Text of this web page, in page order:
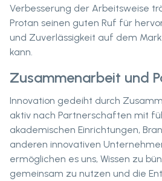
Verbesserung der Arbeitsweise
Protan seinen guten Ruf für
und Zuverlässigkeit auf dem
kann.
Zusammenarbeit und
Innovation gedeiht durch
aktiv nach Partnerschaften mit
akademischen Einrichtungen,
anderen innovativen
ermöglichen es uns, Wissen zu
gemeinsam zu nutzen und die